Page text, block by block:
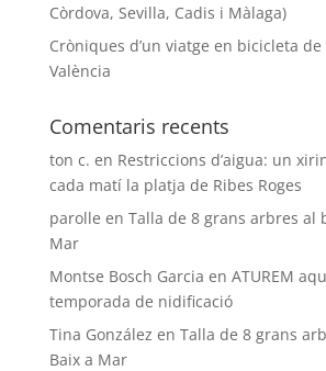
Còrdova, Sevilla, Cadis i Màlaga)
Cròniques d’un viatge en bicicleta
València
Comentaris recents
ton c. en Restriccions d’aigua: un
cada matí la platja de Ribes Roges
parolle en Talla de 8 grans arbres al
Mar
Montse Bosch Garcia en ATUREM
temporada de nidificació
Tina González en Talla de 8 grans
Baix a Mar